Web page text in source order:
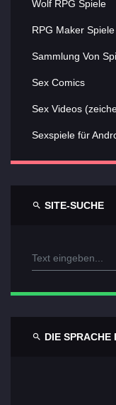
Wolf RPG Spiele
RPG Maker Spiele
Sammlung Von
Sex Comics
Sex Videos
Sexspiele für
SITE-SUCHE
DIE SPRACHE